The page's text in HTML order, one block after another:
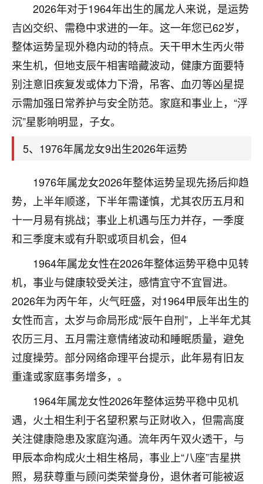
2026年对于1964年出生的属龙人来说，是运势
吉凶交织、需稳中求进的一年。这一年您已62岁，
整体运势呈现外稳内动的特点。天干甲木生丙火带
来生机，但地支辰午相害暗藏波动，健康方面要特
别注意旧疾复发或体力下滑，吊客、血刃等凶星提
示需加强日常养护与安全防范。家庭和事业上，“浮
沉”星影响明显，子女。
5、1976年属龙女9出生2026年运势
1976年属龙女2026年整体运势呈现先扬后抑趋
势，上半年顺遂，下半年需谨慎，尤其农历五月和
十一月易有挑战；事业上机遇与压力并存，一季度
和三季度末或有升职或项目机会，但4
1964年属龙女性在2026年整体运势平稳中见转
机，事业与健康较受关注，感情宜守不宜冒进。
2026年为丙午年，火气旺盛，对1964甲辰年出生的
女性而言，太岁与命局形成“辰午自刑”，上半年尤其
农历三月、五月需注意情绪波动和睡眠质量，避免
过度操劳。部分网络命理平台提示，此年易有旧友
重逢或家庭事务增多，。
1964年属龙女性2026年整体运势平稳中见机
遇，火土相生利于名望积累与正财收入，但需高度
关注健康隐患及家庭沟通。流年丙午双火透干，与
甲辰本命构成火土相生格局，事业上“八座”吉星拱
照，易获尊重与顾问类荣誉身份，退休者可能被返
鹿森 ：可怜天下父母心啊！
3小时前 来自河北 16
付深
我是公司人事调整，有升迁机会，但同时竞争的我们
三个，找老师的时候是抱着侥幸心理，没想到老师看
着我晋升有望，我半信半疑的按照老师建议，做了化
后，我以为都没戏了，结果开年一上班，开会提拔升
3000，非常开心，无论如何，感恩感谢！🙏🏻
鹿森：恭喜升职加薪！！，请客吗？�
12小时前 来自北京 32
我身体不太好，总是病病殃殃的，去检查又没什么大
问题，反正就是不舒服。中医西医看遍了，找不到问
题，后来无意中看到有人推荐慧来老师，跟老师聊过
之后，心情豁然开朗，也听老师建议，处理了一些因
果问题。今年以来，身体比以前好多，主要是心情好
了，老师说境随心转，现在深有体会了。
鹿森 ：是的，其实跟老师聊过之后，最大的感
触，首先就是心态会变好，万般皆是命，半点
不由人！
1天前 来自四川 9
金白水清
我也想找老师看看，有没有人给个联系方式的啊？